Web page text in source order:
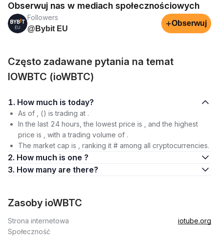
Obserwuj nas w mediach społecznościowych
Followers
@Bybit EU
+Obserwuj
Często zadawane pytania na temat
IOWBTC (ioWBTC)
1. How much is today?
As of , () is trading at .
In the last 24 hours, the lowest price is , and the highest
price is , with a trading volume of .
The market cap is , ranking it # among all cryptocurrencies.
2. How much is one ?
3. How many are there?
Zasoby ioWBTC
Strona internetowa
iotube.org
Społeczność